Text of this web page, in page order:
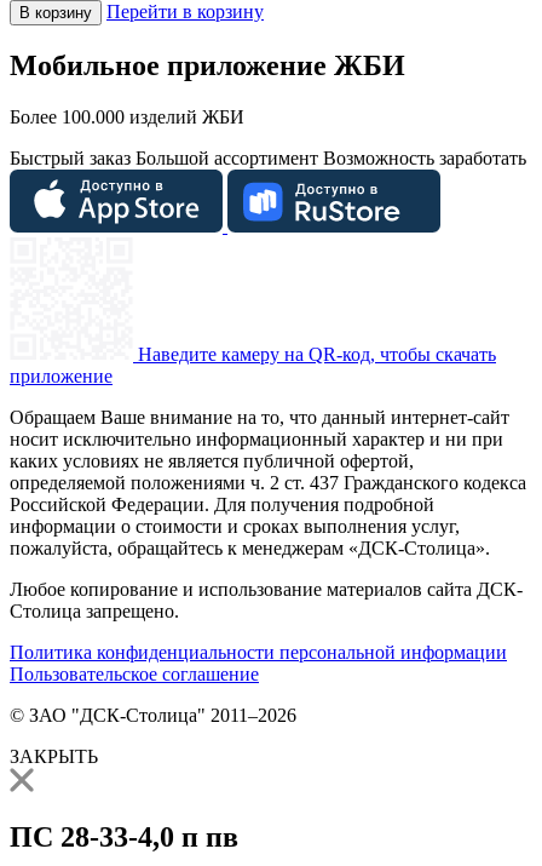
В корзину Перейти в корзину
Мобильное приложение ЖБИ
Более 100.000 изделий ЖБИ
Быстрый заказ Большой ассортимент Возможность заработать
Наведите камеру на QR-код, чтобы скачать
приложение
Обращаем Ваше внимание на то, что данный интернет-сайт
носит исключительно информационный характер и ни при
каких условиях не является публичной офертой,
определяемой положениями ч. 2 ст. 437 Гражданского кодекса
Российской Федерации. Для получения подробной
информации о стоимости и сроках выполнения услуг,
пожалуйста, обращайтесь к менеджерам «ДСК-Столица».
Любое копирование и использование материалов сайта ДСК-
Столица запрещено.
Политика конфиденциальности персональной информации
Пользовательское соглашение
© ЗАО "ДСК-Столица" 2011–2026
ЗАКРЫТЬ
ПС 28-33-4,0 п пв